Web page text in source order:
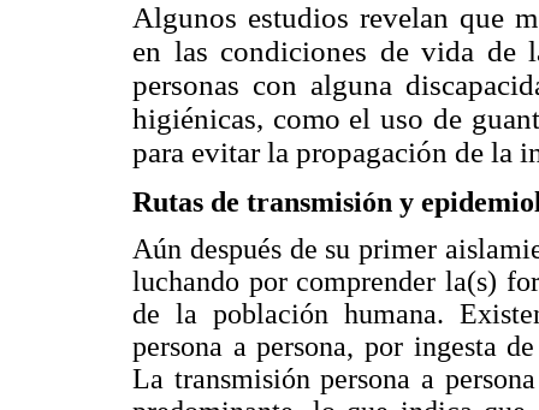
Algunos estudios revelan que
en las condiciones de vida de
personas con alguna
higiénicas, como el uso de
para evitar la propagación de la
Rutas de transmisión y
Aún después de su primer
luchando por comprender la(s)
de la población humana.
persona a persona, por ingesta
La transmisión persona a